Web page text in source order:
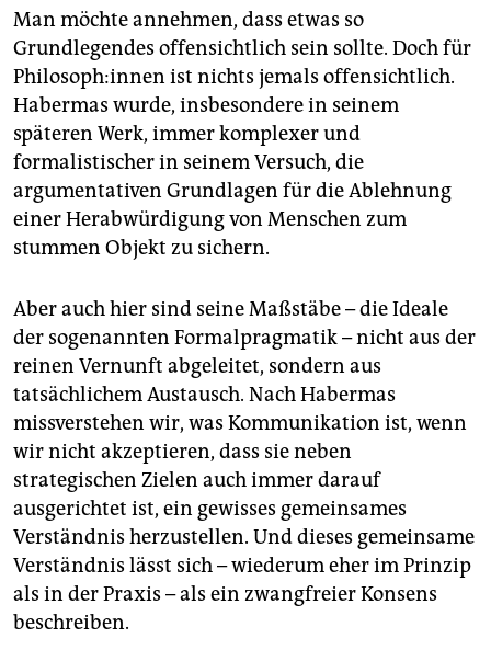
Man möchte annehmen, dass etwas so
Grundlegendes offensichtlich sein sollte. Doch für
Phi­lo­so­ph:in­nen ist nichts jemals offensichtlich.
Habermas wurde, insbesondere in seinem
späteren Werk, immer komplexer und
formalistischer in seinem Versuch, die
argumentativen Grundlagen für die Ablehnung
einer Herabwürdigung von Menschen zum
stummen Objekt zu sichern.
Aber auch hier sind seine Maßstäbe – die Ideale
der sogenannten Formalpragmatik – nicht aus der
reinen Vernunft abgeleitet, sondern aus
tatsächlichem Austausch. Nach Habermas
missverstehen wir, was Kommunikation ist, wenn
wir nicht akzeptieren, dass sie neben
strategischen Zielen auch immer darauf
ausgerichtet ist, ein gewisses gemeinsames
Verständnis herzustellen. Und dieses gemeinsame
Verständnis lässt sich – wiederum eher im Prinzip
als in der Praxis – als ein zwangfreier Konsens
beschreiben.